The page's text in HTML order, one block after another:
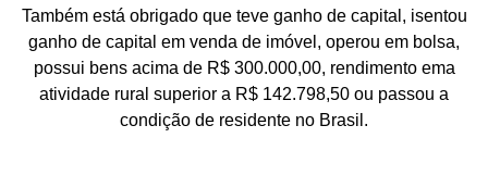
Também está obrigado que teve ganho de capital, isentou
ganho de capital em venda de imóvel, operou em bolsa,
possui bens acima de R$ 300.000,00, rendimento ema
atividade rural superior a R$ 142.798,50 ou passou a
condição de residente no Brasil.